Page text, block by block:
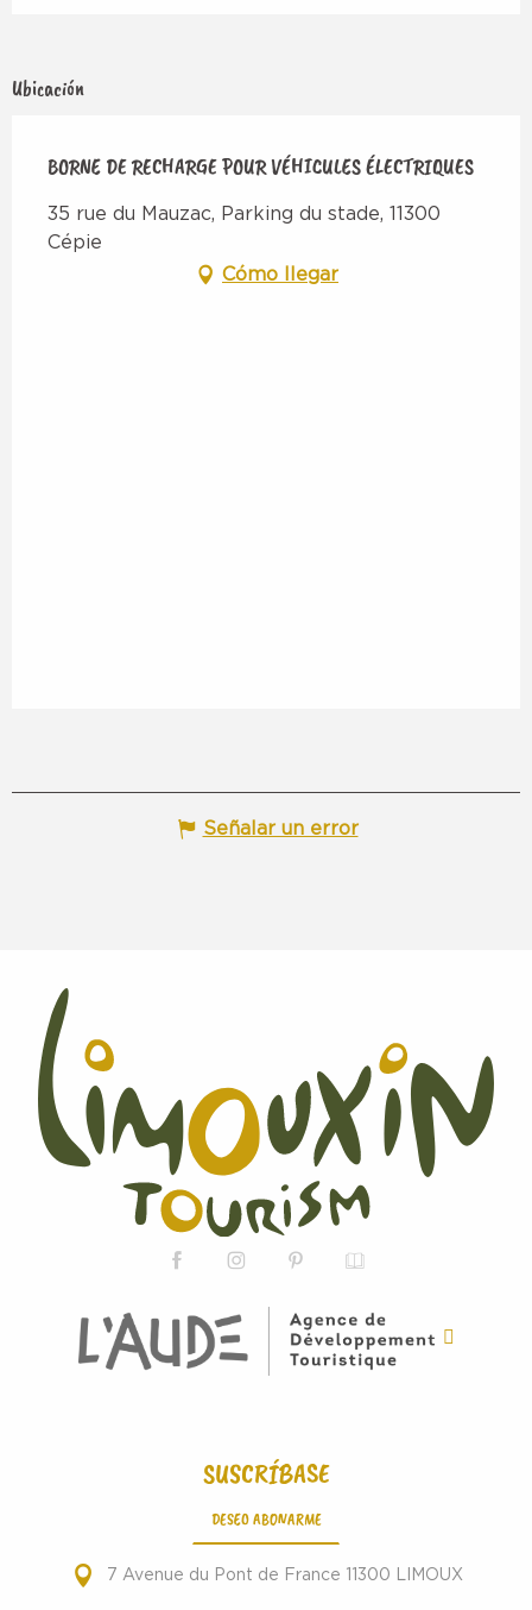
Ubicación
BORNE DE RECHARGE POUR VÉHICULES ÉLECTRIQUES
35 rue du Mauzac, Parking du stade, 11300
Cépie
Cómo llegar
Señalar un error
SUSCRÍBASE
DESEO ABONARME
7 Avenue du Pont de France 11300 LIMOUX